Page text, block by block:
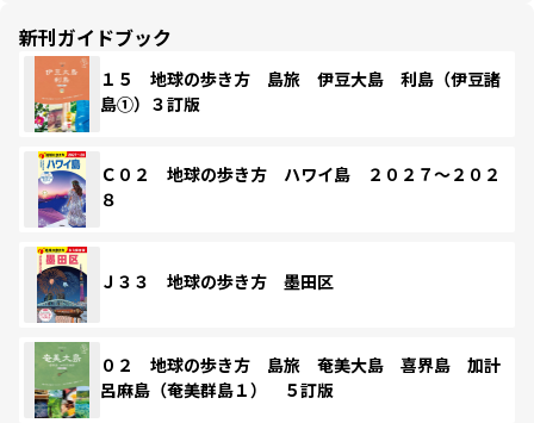
新刊ガイドブック
１５ 地球の歩き方 島旅 伊豆大島 利島（伊豆諸
島①）３訂版
Ｃ０２ 地球の歩き方 ハワイ島 ２０２７～２０２
８
Ｊ３３ 地球の歩き方 墨田区
０２ 地球の歩き方 島旅 奄美大島 喜界島 加計
呂麻島（奄美群島１） ５訂版